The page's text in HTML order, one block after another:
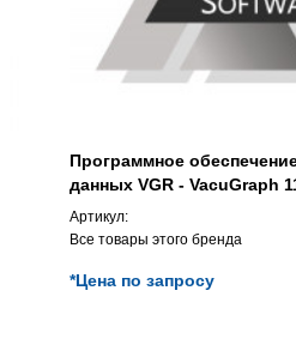
Программное
данных VGR - VacuGraph
Артикул:
Все товары этого бренда
*Цена по запросу